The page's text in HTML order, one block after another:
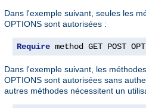
Dans l'exemple suivant, seules les
OPTIONS sont autorisées :
Require method GET POST
Dans l'exemple suivant, les
OPTIONS sont autorisées sans
autres méthodes nécessitent un